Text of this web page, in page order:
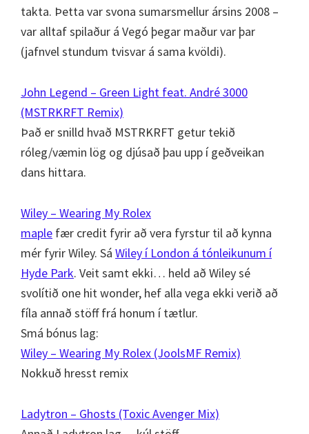
takta. Þetta var svona sumarsmellur ársins 2008 –
var alltaf spilaður á Vegó þegar maður var þar
(jafnvel stundum tvisvar á sama kvöldi).
John Legend – Green Light feat. André 3000
(MSTRKRFT Remix)
Það er snilld hvað MSTRKRFT getur tekið
róleg/væmin lög og djúsað þau upp í geðveikan
dans hittara.
Wiley – Wearing My Rolex
maple fær credit fyrir að vera fyrstur til að kynna
mér fyrir Wiley. Sá Wiley í London á tónleikunum í
Hyde Park. Veit samt ekki… held að Wiley sé
svolítið one hit wonder, hef alla vega ekki verið að
fíla annað stöff frá honum í tætlur.
Smá bónus lag:
Wiley – Wearing My Rolex (JoolsMF Remix)
Nokkuð hresst remix
Ladytron – Ghosts (Toxic Avenger Mix)